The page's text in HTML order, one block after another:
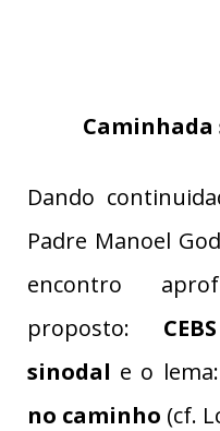
Caminhada
Dando
Padre Manoel
encontro
proposto:
sinodal e o lema:
no caminho (cf.